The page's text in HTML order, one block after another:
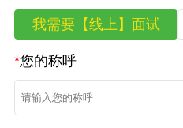
我需要【线上】面试
*您的称呼